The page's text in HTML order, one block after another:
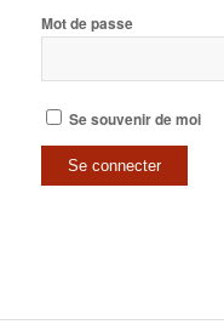
Mot de passe
Se souvenir de moi